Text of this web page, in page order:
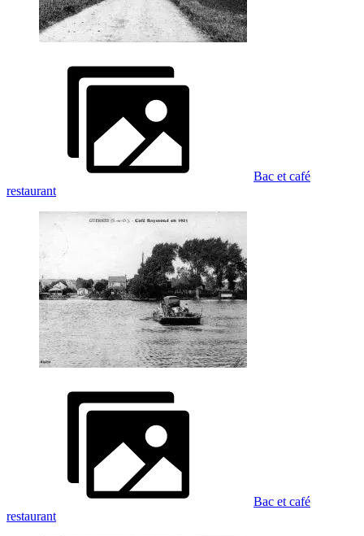
Bac et café
restaurant
Bac et café
restaurant